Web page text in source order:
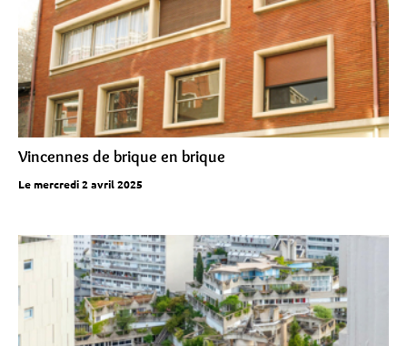
Vincennes de brique en brique
Le mercredi 2 avril 2025